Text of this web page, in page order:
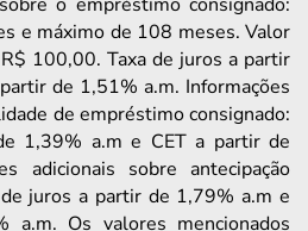
e máximo de 108 meses. Valor
100,00. Taxa de juros a partir
de 1,51% a.m. Informações
de empréstimo consignado:
1,39% a.m e CET a partir de
adicionais sobre antecipação
juros a partir de 1,79% a.m e
Os valores mencionados